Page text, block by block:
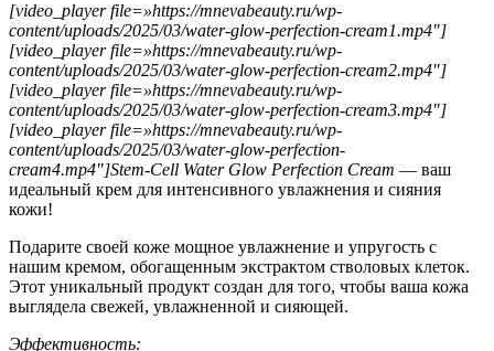
[video_player file=»https://mnevabeauty.ru/wp-
content/uploads/2025/03/water-glow-perfection-cream1.mp4″]
[video_player file=»https://mnevabeauty.ru/wp-
content/uploads/2025/03/water-glow-perfection-cream2.mp4″]
[video_player file=»https://mnevabeauty.ru/wp-
content/uploads/2025/03/water-glow-perfection-cream3.mp4″]
[video_player file=»https://mnevabeauty.ru/wp-
content/uploads/2025/03/water-glow-perfection-
cream4.mp4″]Stem-Cell Water Glow Perfection Cream — ваш
идеальный крем для интенсивного увлажнения и сияния
кожи!
Подарите своей коже мощное увлажнение и упругость с
нашим кремом, обогащенным экстрактом стволовых клеток.
Этот уникальный продукт создан для того, чтобы ваша кожа
выглядела свежей, увлажненной и сияющей.
Эффективность: